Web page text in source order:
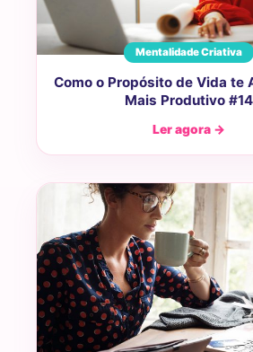
Mentalidade Criativa
Como o Propósito de Vida te
Mais Produtivo #14
Ler agora →